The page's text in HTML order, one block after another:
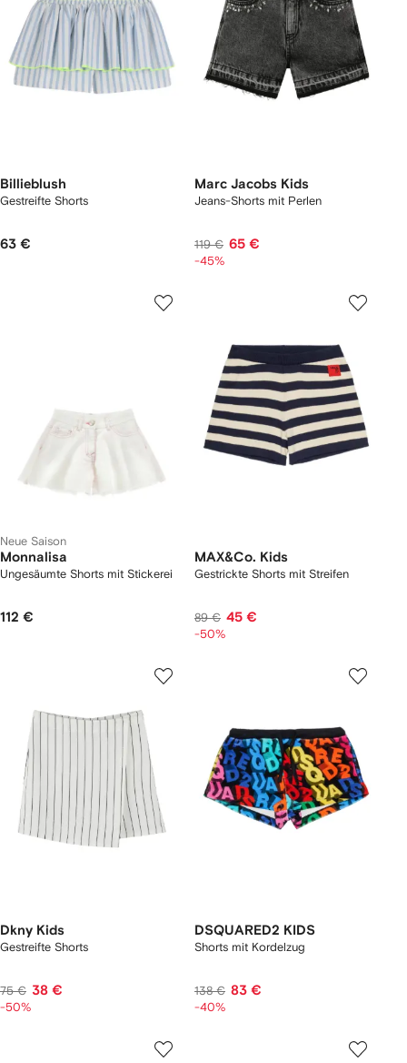
Billieblush
Gestreifte Shorts
63 €
Marc Jacobs Kids
Jeans-Shorts mit Perlen
119 € 65 €
-45%
Neue Saison
Monnalisa
Ungesäumte Shorts mit Stickerei
112 €
MAX&Co. Kids
Gestrickte Shorts mit Streifen
89 € 45 €
-50%
Dkny Kids
Gestreifte Shorts
75 € 38 €
-50%
DSQUARED2 KIDS
Shorts mit Kordelzug
138 € 83 €
-40%